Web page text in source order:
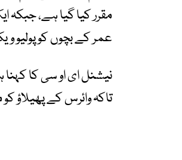
عمر کے بچوں کو پولیو
نیشنل ای او سی کا
تاکہ وائرس کے پھیلاؤ کو